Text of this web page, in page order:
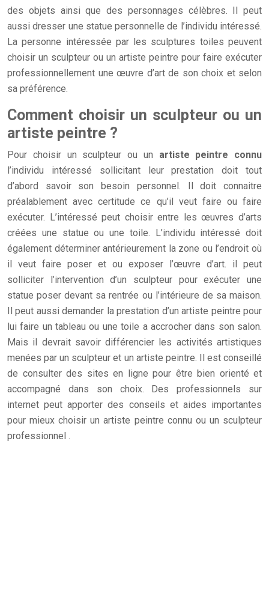
des objets ainsi que des personnages célèbres. Il peut
aussi dresser une statue personnelle de l’individu intéressé.
La personne intéressée par les sculptures toiles peuvent
choisir un sculpteur ou un artiste peintre pour faire exécuter
professionnellement une œuvre d’art de son choix et selon
sa préférence.
Comment choisir un sculpteur ou un
artiste peintre ?
Pour choisir un sculpteur ou un artiste peintre connu
l’individu intéressé sollicitant leur prestation doit tout
d’abord savoir son besoin personnel. Il doit connaitre
préalablement avec certitude ce qu’il veut faire ou faire
exécuter. L’intéressé peut choisir entre les œuvres d’arts
créées une statue ou une toile. L’individu intéressé doit
également déterminer antérieurement la zone ou l’endroit où
il veut faire poser et ou exposer l’œuvre d’art. il peut
solliciter l’intervention d’un sculpteur pour exécuter une
statue poser devant sa rentrée ou l’intérieure de sa maison.
Il peut aussi demander la prestation d’un artiste peintre pour
lui faire un tableau ou une toile a accrocher dans son salon.
Mais il devrait savoir différencier les activités artistiques
menées par un sculpteur et un artiste peintre. Il est conseillé
de consulter des sites en ligne pour être bien orienté et
accompagné dans son choix. Des professionnels sur
internet peut apporter des conseils et aides importantes
pour mieux choisir un artiste peintre connu ou un sculpteur
professionnel .